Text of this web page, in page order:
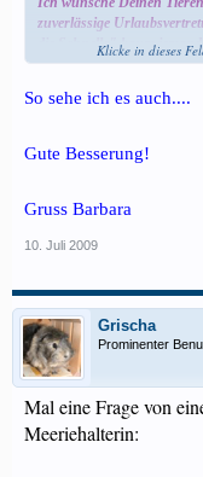
zuverlässige
die Schnelle" kaum jemand
Klicke in dieses
So sehe ich es auch....
Gute Besserung!
Gruss Barbara
10. Juli 2009
Grischa
Prominenter
Mal eine Frage von
Meeriehalterin: